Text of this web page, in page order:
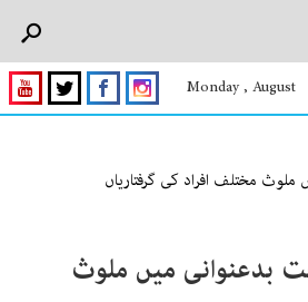
Monday , August
مختلف افراد کی گرفتاریاں
بدعنوانی میں ملوث